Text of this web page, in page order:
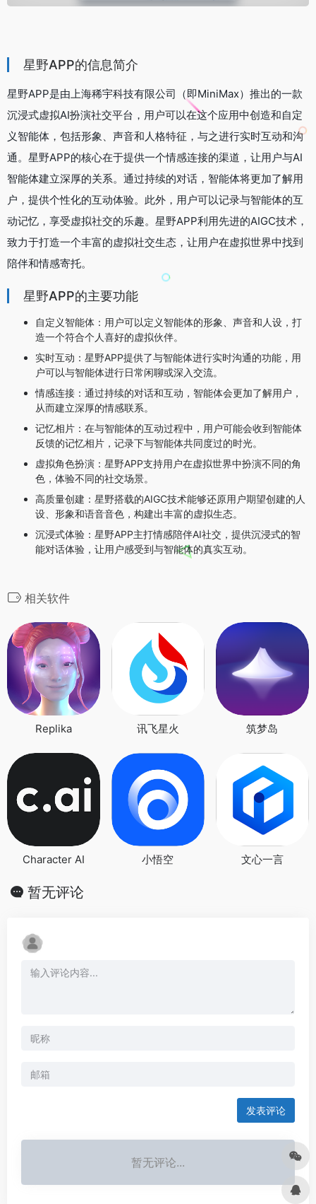
星野APP的信息简介
星野APP是由上海稀宇科技有限公司（即MiniMax）推出的一款
沉浸式虚拟AI扮演社交平台，用户可以在这个应用中创造和自定
义智能体，包括形象、声音和人格特征，与之进行实时互动和沟
通。星野APP的核心在于提供一个情感连接的渠道，让用户与AI
智能体建立深厚的关系。通过持续的对话，智能体将更加了解用
户，提供个性化的互动体验。此外，用户可以记录与智能体的互
动记忆，享受虚拟社交的乐趣。星野APP利用先进的AIGC技术，
致力于打造一个丰富的虚拟社交生态，让用户在虚拟世界中找到
陪伴和情感寄托。
星野APP的主要功能
自定义智能体：用户可以定义智能体的形象、声音和人设，打
造一个符合个人喜好的虚拟伙伴。
实时互动：星野APP提供了与智能体进行实时沟通的功能，用
户可以与智能体进行日常闲聊或深入交流。
情感连接：通过持续的对话和互动，智能体会更加了解用户，
从而建立深厚的情感联系。
记忆相片：在与智能体的互动过程中，用户可能会收到智能体
反馈的记忆相片，记录下与智能体共同度过的时光。
虚拟角色扮演：星野APP支持用户在虚拟世界中扮演不同的角
色，体验不同的社交场景。
高质量创建：星野搭载的AIGC技术能够还原用户期望创建的人
设、形象和语音音色，构建出丰富的虚拟生态。
沉浸式体验：星野APP主打情感陪伴AI社交，提供沉浸式的智
能对话体验，让用户感受到与智能体的真实互动。
相关软件
Replika 讯飞星火 筑梦岛
Character AI 小悟空 文心一言
暂无评论
发表评论
暂无评论...